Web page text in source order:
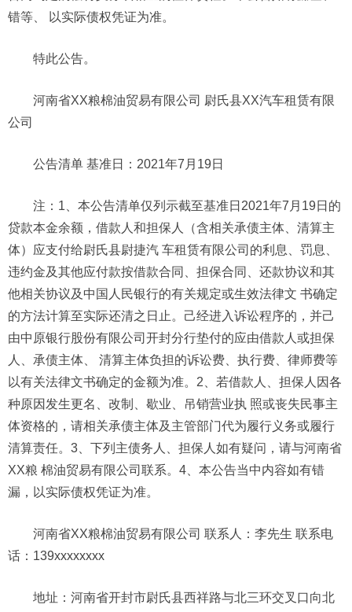
错等、 以实际债权凭证为准。
特此公告。
河南省XX粮棉油贸易有限公司 尉氏县XX汽车租赁有限
公司
公告清单 基准日：2021年7月19日
注：1、本公告清单仅列示截至基准日2021年7月19日的
贷款本金余额，借款人和担保人（含相关承债主体、清算主
体）应支付给尉氏县尉捷汽 车租赁有限公司的利息、罚息、
违约金及其他应付款按借款合同、担保合同、还款协议和其
他相关协议及中国人民银行的有关规定或生效法律文 书确定
的方法计算至实际还清之日止。己经进入诉讼程序的，并己
由中原银行股份有限公司开封分行垫付的应由借款人或担保
人、承债主体、 清算主体负担的诉讼费、执行费、律师费等
以有关法律文书确定的金额为准。2、若借款人、担保人因各
种原因发生更名、改制、歇业、吊销营业执 照或丧失民事主
体资格的，请相关承债主体及主管部门代为履行义务或履行
清算责任。3、下列主债务人、担保人如有疑问，请与河南省
XX粮 棉油贸易有限公司联系。4、本公告当中内容如有错
漏，以实际债权凭证为准。
河南省XX粮棉油贸易有限公司 联系人：李先生 联系电
话：139xxxxxxxx
地址：河南省开封市尉氏县西祥路与北三环交叉口向北